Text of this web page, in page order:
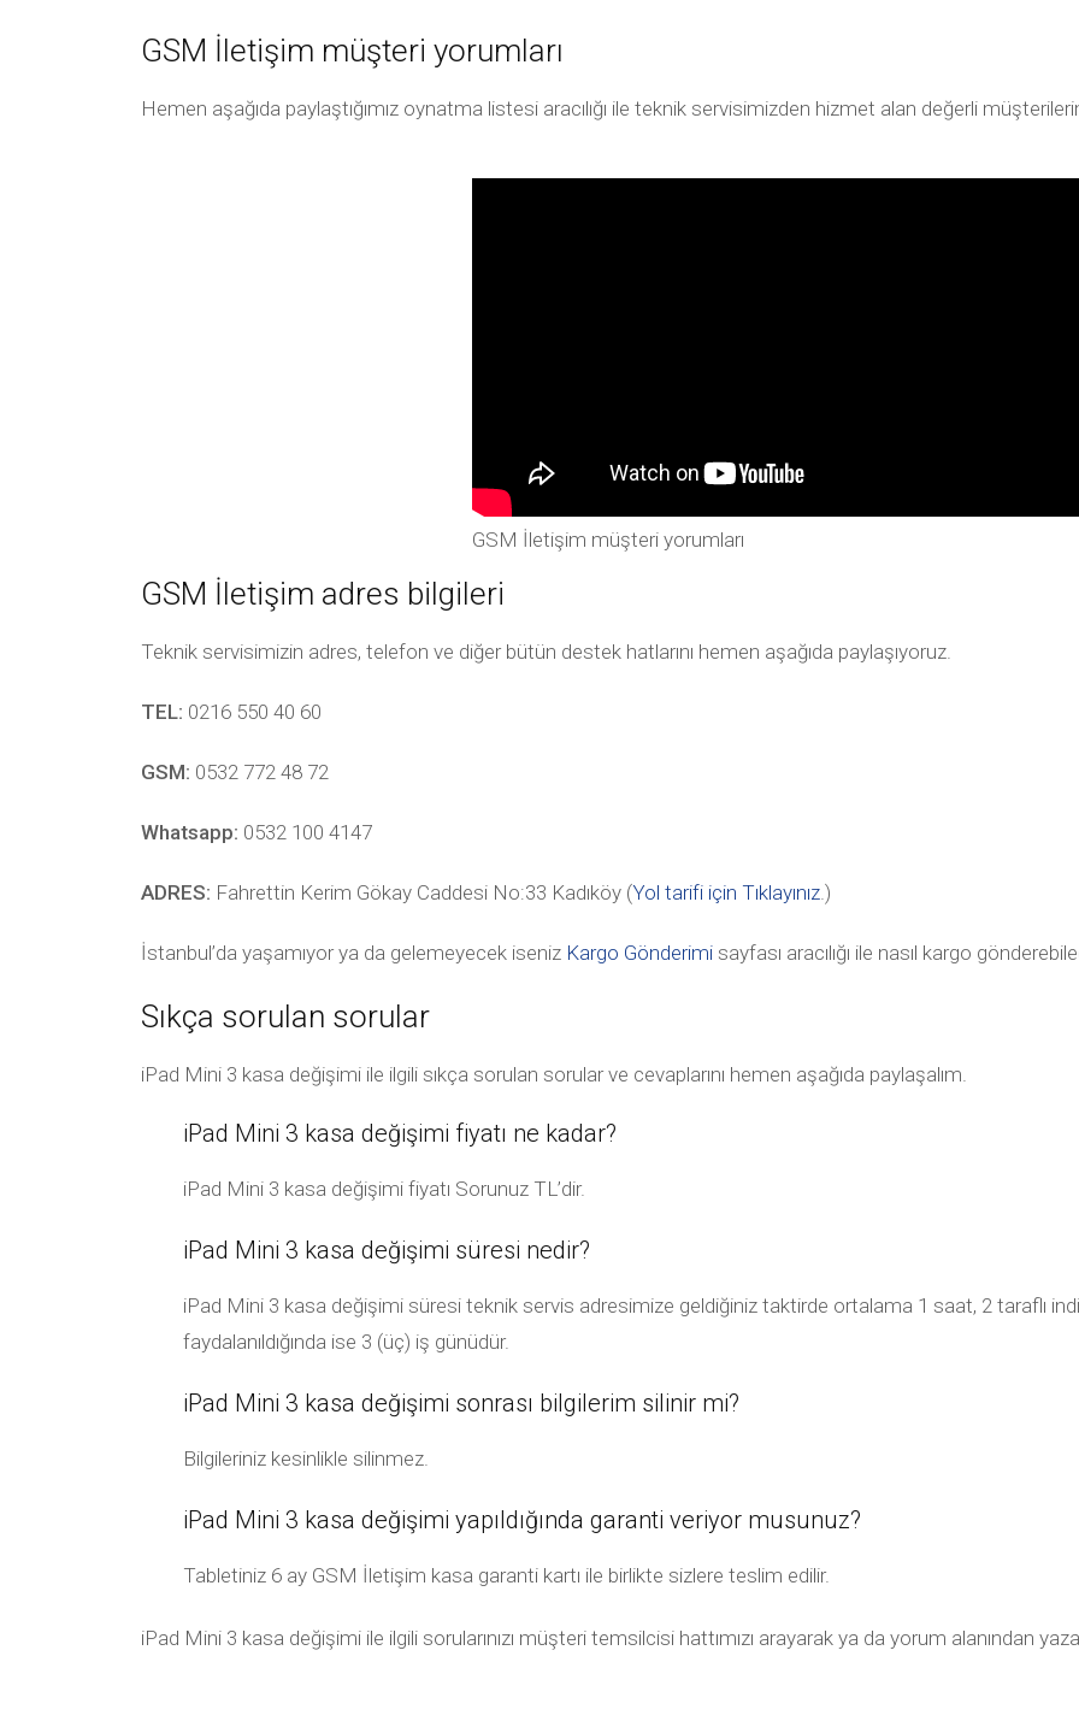
GSM İletişim müşteri yorumları
Hemen aşağıda paylaştığımız oynatma listesi aracılığı ile teknik servisimizden hizmet alan değerli
GSM İletişim müşteri yorumları
GSM İletişim adres bilgileri
Teknik servisimizin adres, telefon ve diğer bütün destek hatlarını hemen aşağıda paylaşıyoruz.
TEL: 0216 550 40 60
GSM: 0532 772 48 72
Whatsapp: 0532 100 4147
ADRES: Fahrettin Kerim Gökay Caddesi No:33 Kadıköy (Yol tarifi için Tıklayınız.)
İstanbul’da yaşamıyor ya da gelemeyecek iseniz Kargo Gönderimi sayfası aracılığı ile nasıl kargo
Sıkça sorulan sorular
iPad Mini 3 kasa değişimi ile ilgili sıkça sorulan sorular ve cevaplarını hemen aşağıda paylaşalım.
iPad Mini 3 kasa değişimi fiyatı ne kadar?
iPad Mini 3 kasa değişimi fiyatı Sorunuz TL’dir.
iPad Mini 3 kasa değişimi süresi nedir?
iPad Mini 3 kasa değişimi süresi teknik servis adresimize geldiğiniz taktirde ortalama 1 saat, 2 taraflı
faydalanıldığında ise 3 (üç) iş günüdür.
iPad Mini 3 kasa değişimi sonrası bilgilerim silinir mi?
Bilgileriniz kesinlikle silinmez.
iPad Mini 3 kasa değişimi yapıldığında garanti veriyor musunuz?
Tabletiniz 6 ay GSM İletişim kasa garanti kartı ile birlikte sizlere teslim edilir.
iPad Mini 3 kasa değişimi ile ilgili sorularınızı müşteri temsilcisi hattımızı arayarak ya da yorum alanından